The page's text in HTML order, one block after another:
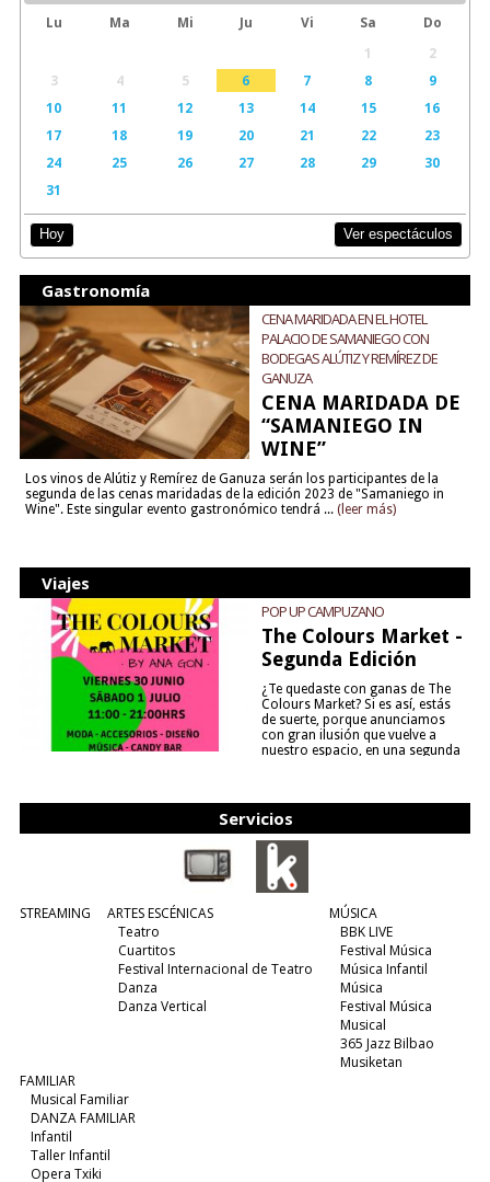
Lu Ma Mi Ju Vi Sa
Do
1
2
3
4 5 6 7 8
9
10
11 12 13 14 15
16
17
18 19 20 21 22
23
24
25 26 27 28 29
30
31
Hoy Ver espectáculos
Gastronomía
CENA MARIDADA EN EL HOTEL
PALACIO DE SAMANIEGO CON
BODEGAS ALÚTIZ Y REMÍREZ DE
GANUZA
CENA MARIDADA DE
“SAMANIEGO IN
WINE”
Los vinos de Alútiz y Remírez de Ganuza serán los participantes de la
segunda de las cenas maridadas de la edición 2023 de "Samaniego in
Wine". Este singular evento gastronómico tendrá ... (leer más)
Viajes
POP UP CAMPUZANO
The Colours Market -
Segunda Edición
¿Te quedaste con ganas de The
Colours Market? Si es así, estás
de suerte, porque anunciamos
con gran ilusión que vuelve a
nuestro espacio, en una segunda
Servicios
STREAMING
ARTES ESCÉNICAS
Teatro
Cuartitos
Festival Internacional de Teatro
Danza
Danza Vertical
MÚSICA
BBK LIVE
Festival Música
Música Infantil
Música
Festival Música
Musical
365 Jazz Bilbao
Musiketan
FAMILIAR
Musical Familiar
DANZA FAMILIAR
Infantil
Taller Infantil
Opera Txiki